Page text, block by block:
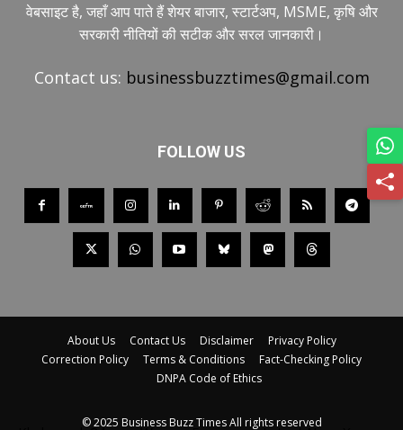
वेबसाइट है, जहाँ आप पाते हैं शेयर बाजार, स्टार्टअप, MSME, कृषि और
सरकारी नीतियों की सटीक और सरल जानकारी।
Contact us: businessbuzztimes@gmail.com
FOLLOW US
About Us Contact Us Disclaimer
Privacy Policy
Correction Policy
Terms & Conditions
Fact-Checking Policy
DNPA Code of Ethics
© 2025 Business Buzz Times All rights reserved